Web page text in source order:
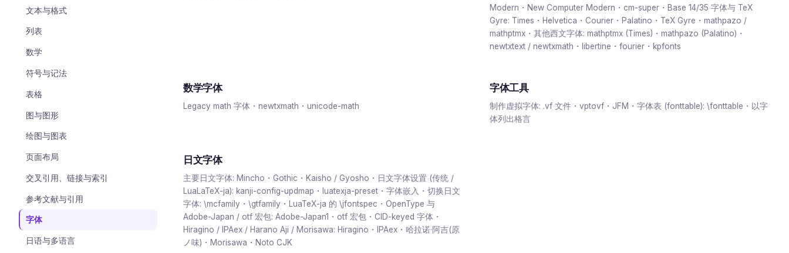
文本与格式
列表
数学
符号与记法
表格
图与图形
绘图与图表
页面布局
交叉引用、链接与索引
参考文献与引用
字体
日语与多语言
Modern・New Computer Modern・cm-super・Base 14/35 字体与 TeX
Gyre: Times・Helvetica・Courier・Palatino・TeX Gyre・mathpazo /
mathptmx・其他西文字体: mathptmx (Times)・mathpazo (Palatino)・
newtxtext / newtxmath・libertine・fourier・kpfonts
数学字体
Legacy math 字体・newtxmath・unicode-math
字体工具
制作虚拟字体: .vf 文件・vptovf・JFM・字体表 (fonttable): \fonttable・以字
体列出格言
日文字体
主要日文字体: Mincho・Gothic・Kaisho / Gyosho・日文字体设置 (传统 /
LuaLaTeX-ja): kanji-config-updmap・luatexja-preset・字体嵌入・切换日文
字体: \mcfamily・\gtfamily・LuaTeX-ja 的 \jfontspec・OpenType 与
Adobe-Japan / otf 宏包: Adobe-Japan1・otf 宏包・CID-keyed 字体・
Hiragino / IPAex / Harano Aji / Morisawa: Hiragino・IPAex・哈拉诺·阿吉(原
ノ味)・Morisawa・Noto CJK